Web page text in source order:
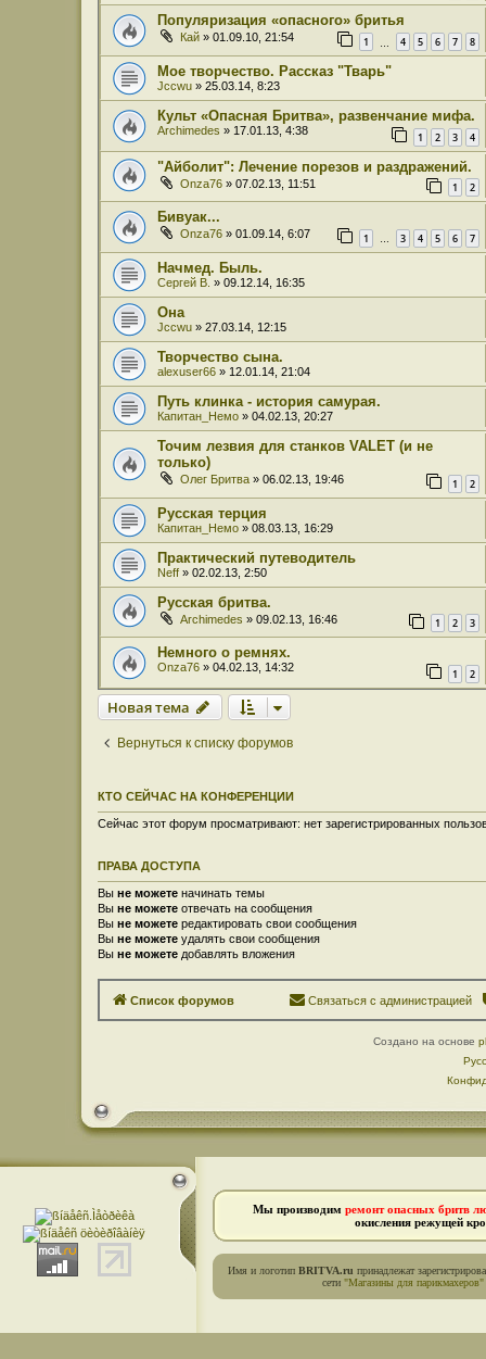
Популяризация «опасного» бритья
Кай » 01.09.10, 21:54 1 4 5 6 7 8
Мое творчество. Рассказ "Тварь"
Jccwu » 25.03.14, 8:23
Культ «Опасная Бритва», развенчание мифа.
Archimedes » 17.01.13, 4:38 1 2 3 4
"Айболит": Лечение порезов и раздражений.
Onza76 » 07.02.13, 11:51 1 2
Бивуак...
Onza76 » 01.09.14, 6:07 1 … 3 4 5 6 7
Начмед. Быль.
Сергей В. » 09.12.14, 16:35
Она
Jccwu » 27.03.14, 12:15
Творчество сына.
alexuser66 » 12.01.14, 21:04
Путь клинка - история самурая.
Капитан_Немо » 04.02.13, 20:27
Точим лезвия для станков VALET (и не
только)
Олег Бритва » 06.02.13, 19:46 1 2
Русская терция
Капитан_Немо » 08.03.13, 16:29
Практический путеводитель
Neff » 02.02.13, 2:50
Русская бритва.
Archimedes » 09.02.13, 16:46 1 2 3
Немного о ремнях.
Onza76 » 04.02.13, 14:32 1 2
Новая тема
Вернуться к списку форумов
КТО СЕЙЧАС НА КОНФЕРЕНЦИИ
Сейчас этот форум просматривают: нет зарегистрированных
ПРАВА ДОСТУПА
Вы не можете начинать темы
Вы не можете отвечать на сообщения
Вы не можете редактировать свои сообщения
Вы не можете удалять свои сообщения
Вы не можете добавлять вложения
Список форумов Связаться с администрацией
Создано на основе
Мы производим ремонт опасных бритв
окисления режущей
Имя и логотип BRITVA.ru принадлежат
сети "Магазины для парикмахеров"